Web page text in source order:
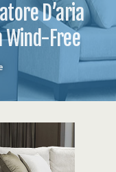
D’aria
Wind-Free